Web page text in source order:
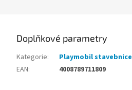
Doplňkové parametry
Kategorie:
Playmobil stavebnice
EAN: 4008789711809